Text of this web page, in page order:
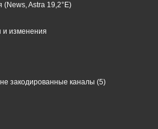
Astra 19,2°E)
и изменения
закодированные каналы (5)